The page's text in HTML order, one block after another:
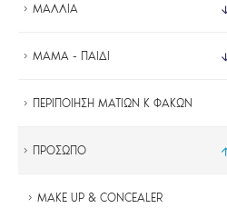
THANK YOU FARMER
YADAH
ΜΑΛΛΙΑ
ΜΑΜΑ - ΠΑΙΔΙ
ΠΕΡΙΠΟΙΗΣΗ ΜΑΤΙΩΝ Κ ΦΑΚΩΝ
ΠΡΟΣΩΠΟ
MAKE UP & CONCEALER